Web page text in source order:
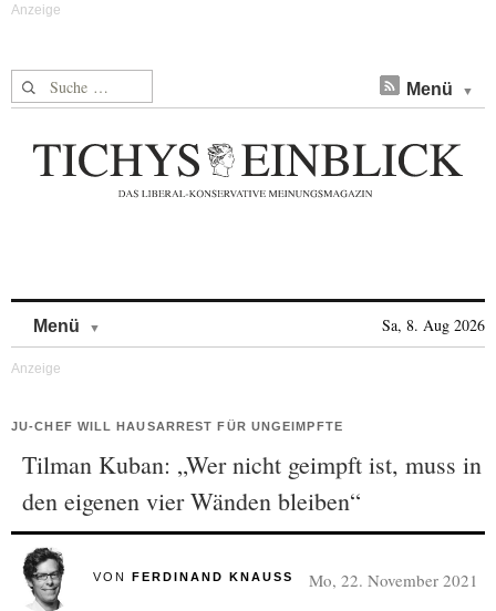
Suche nach: Menü
Menü Sa, 8. Aug 2026
JU-CHEF WILL HAUSARREST FÜR UNGEIMPFTE
Tilman Kuban: „Wer nicht geimpft ist, muss in
den eigenen vier Wänden bleiben“
VON FERDINAND KNAUSS Mo, 22. November 2021